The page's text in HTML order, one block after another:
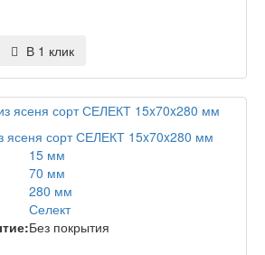
В 1 клик
ясеня сорт СЕЛЕКТ 15x70x280 мм
15 мм
70 мм
280 мм
Селект
Без покрытия